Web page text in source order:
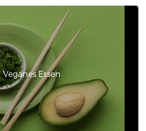
Veganes Essen